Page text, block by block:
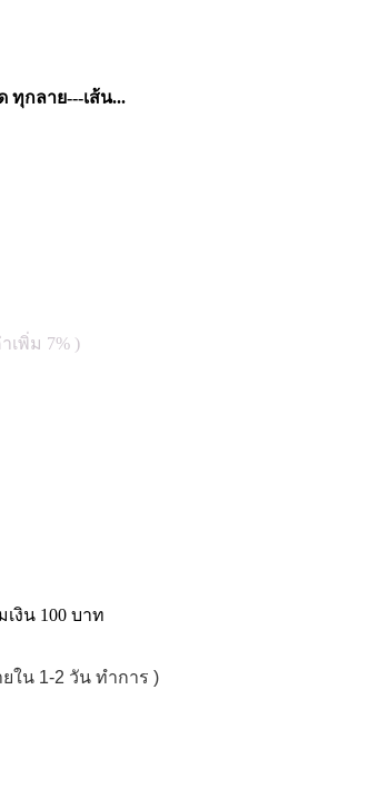
กลาย---เส้น...
เพิ่ม 7% )
งิน 100 บาท
ใน 1-2 วัน ทำการ )